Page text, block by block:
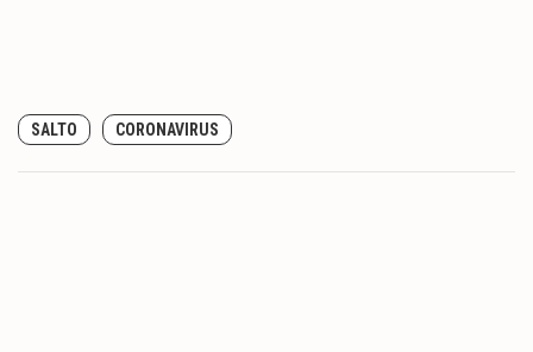
SALTO CORONAVIRUS